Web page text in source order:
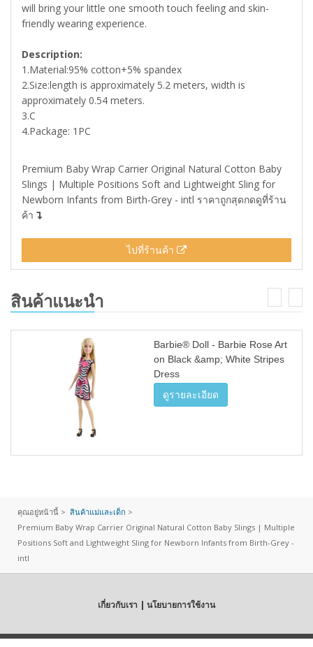
will bring your little one smooth touch feeling and skin-
friendly wearing experience.
Description:
1.Material:95% cotton+5% spandex
2.Size:length is approximately 5.2 meters, width is
approximately 0.54 meters.
3.C
4.Package: 1PC
Premium Baby Wrap Carrier Original Natural Cotton Baby
Slings | Multiple Positions Soft and Lightweight Sling for
Newborn Infants from Birth-Grey - intl ราคาถูกสุดกดดูที่ร้าน
ค้า
ไปที่ร้านค้า
สินค้าแนะนำ
Barbie® Doll - Barbie Rose Art
on Black &amp; White Stripes
Dress
ดูรายละเอียด
คุณอยู่หน้านี้ > สินค้าแม่และเด็ก >
Premium Baby Wrap Carrier Original Natural Cotton Baby Slings | Multiple
Positions Soft and Lightweight Sling for Newborn Infants from Birth-Grey -
intl
เกี่ยวกับเรา | นโยบายการใช้งาน